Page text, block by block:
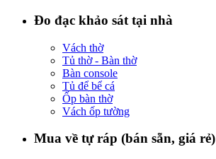
Đo đạc khảo sát tại nhà
Vách thờ
Tủ thờ - Bàn thờ
Bàn console
Tủ để bể cá
Ốp bàn thờ
Vách ốp tường
Mua về tự ráp (bán sẵn, giá rẻ)